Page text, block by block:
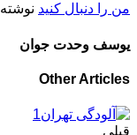
من را دنبال کنید
یوسف وحدت جوان
Other Articles
قبلی